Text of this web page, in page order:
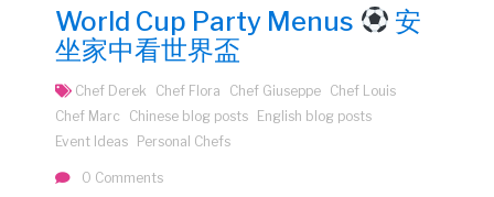
World Cup Party Menus
安
坐家中看世界盃
Chef Derek Chef Flora Chef Giuseppe Chef Louis
Chef Marc
Chinese blog posts English blog posts
Event Ideas Personal Chefs
0 Comments